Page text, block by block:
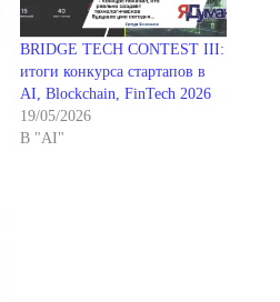
BRIDGE TECH CONTEST III:
итоги конкурса стартапов в
AI, Blockchain, FinTech 2026
19/05/2026
В "AI"